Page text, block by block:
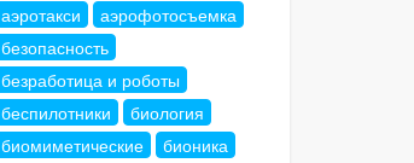
аэротакси
аэрофотосъемка
безопасность
безработица и роботы
беспилотники
биология
биомиметические
бионика